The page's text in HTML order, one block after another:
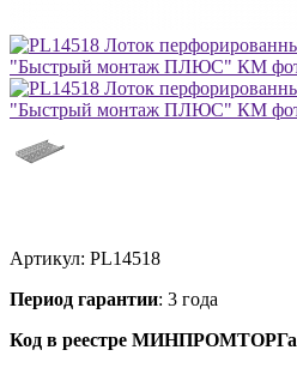
Артикул: PL14518
Период гарантии: 3 года
Код в реестре МИНПРОМТОРГа